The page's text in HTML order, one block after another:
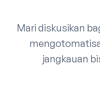
Mari diskusikan
jangkauan